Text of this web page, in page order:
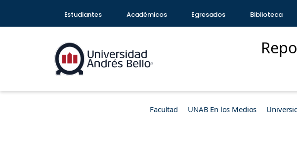
Estudiantes Académicos Egresados Biblioteca
Facultad UNAB En los Medios